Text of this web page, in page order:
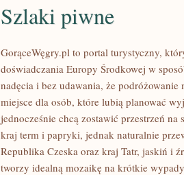
Szlaki piwne
GorąceWęgry.pl to portal turystyczny,
doświadczania Europy Środkowej w
nadęcia i bez udawania, że
miejsce dla osób, które lubią planować
jednocześnie chcą zostawić przestrzeń
kraj term i papryki, jednak naturalnie
Republika Czeska oraz kraj Tatr, jaskiń i
tworzy idealną mozaikę na krótkie